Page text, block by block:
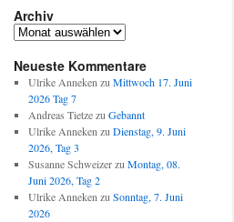
Archiv
Archiv
Neueste Kommentare
Ulrike AnnekenzuMittwoch 17. Juni
2026 Tag 7
Andreas TietzezuGebannt
Ulrike AnnekenzuDienstag, 9. Juni
2026, Tag 3
Susanne SchweizerzuMontag, 08.
Juni 2026, Tag 2
Ulrike AnnekenzuSonntag, 7. Juni
2026